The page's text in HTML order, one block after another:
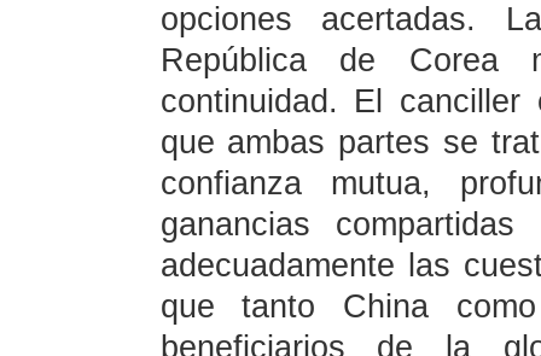
opciones acertadas.
República de Corea
continuidad. El
que ambas partes se
confianza mutua,
ganancias
adecuadamente las
que tanto China
beneficiarios de la